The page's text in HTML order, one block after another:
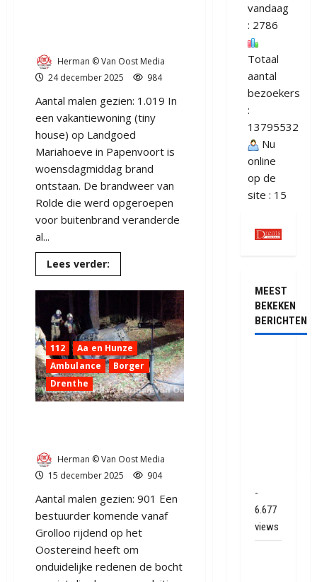
Herman © Van Oost Media
24 december 2025
984
Aantal malen gezien: 1.019 In
een vakantiewoning (tiny
house) op Landgoed
Mariahoeve in Papenvoort is
woensdagmiddag brand
ontstaan. De brandweer van
Rolde die werd opgeroepen
voor buitenbrand veranderde
al...
Lees verder:
meer
Brand
Tiny
House
op
landgoed
Mariahoeve
Papenvoort
(video)
112
Aa en Hunze
Ambulance
Borger
Drenthe
Herman © Van Oost Media
15 december 2025
904
Aantal malen gezien: 901 Een
bestuurder komende vanaf
Grolloo rijdend op het
Oostereind heeft om
onduidelijke redenen de bocht
vandaag
: 2786
Totaal
aantal
bezoekers
:
13795532
Nu
online
op de
site : 15
MEEST
BEKEKEN
BERICHTEN
-
6.677
views